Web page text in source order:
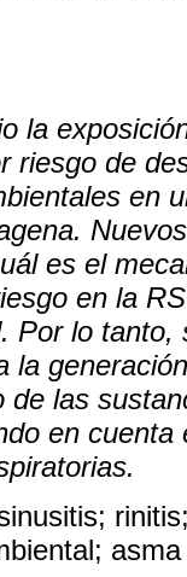
la
riesgo de
en
es el
en la
Por lo
la
de las
en
asma